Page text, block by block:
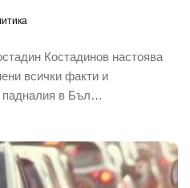
Костадинов настоява
всички факти и
падналия в Бъл…